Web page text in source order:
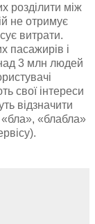
розділити між
не отримує
витрати.
пасажирів і
3 млн людей
свої інтереси
відзначити
«бла», «блабла»